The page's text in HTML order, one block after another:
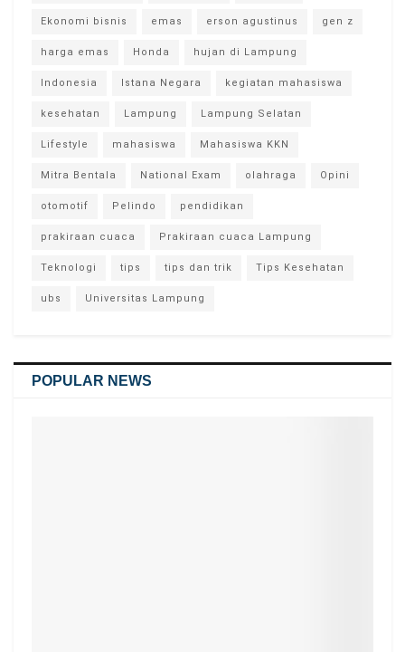
Ekonomi bisnis emas erson agustinus gen z
harga emas Honda hujan di Lampung
Indonesia Istana Negara kegiatan mahasiswa
kesehatan Lampung Lampung Selatan
Lifestyle mahasiswa Mahasiswa KKN
Mitra Bentala National Exam olahraga Opini
otomotif Pelindo pendidikan
prakiraan cuaca Prakiraan cuaca Lampung
Teknologi tips tips dan trik Tips Kesehatan
ubs Universitas Lampung
POPULAR NEWS